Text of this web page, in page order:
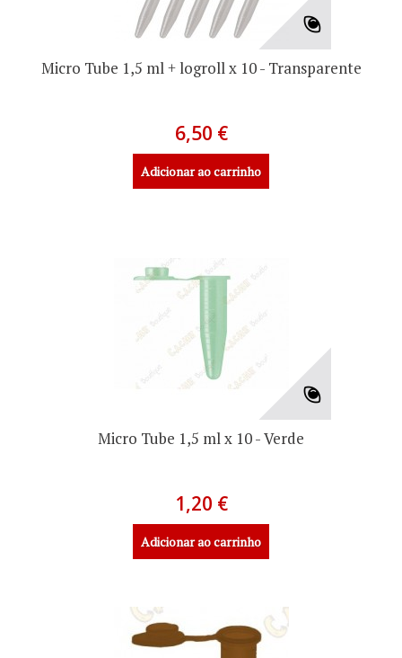
Micro Tube 1,5 ml + logroll x 10 - Transparente
6,50 €
Adicionar ao carrinho
Micro Tube 1,5 ml x 10 - Verde
1,20 €
Adicionar ao carrinho